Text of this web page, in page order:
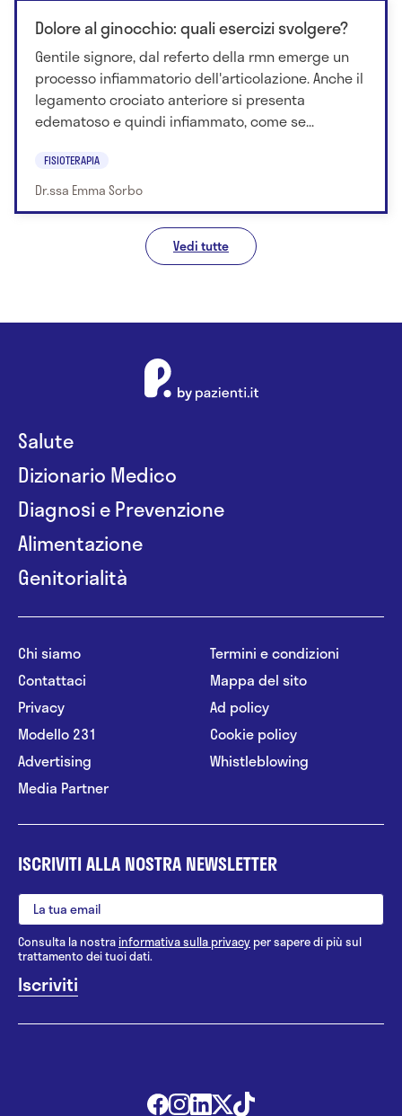
Dolore al ginocchio: quali esercizi svolgere?
Gentile signore, dal referto della rmn emerge un
processo infiammatorio dell'articolazione. Anche il
legamento crociato anteriore si presenta
edematoso e quindi infiammato, come se...
FISIOTERAPIA
Dr.ssa Emma Sorbo
Vedi tutte
Salute
Dizionario Medico
Diagnosi e Prevenzione
Alimentazione
Genitorialità
Chi siamo
Contattaci
Privacy
Modello 231
Advertising
Media Partner
Termini e condizioni
Mappa del sito
Ad policy
Cookie policy
Whistleblowing
ISCRIVITI ALLA NOSTRA NEWSLETTER
Consulta la nostrainformativa sulla privacy per sapere di più sul
trattamento dei tuoi dati.